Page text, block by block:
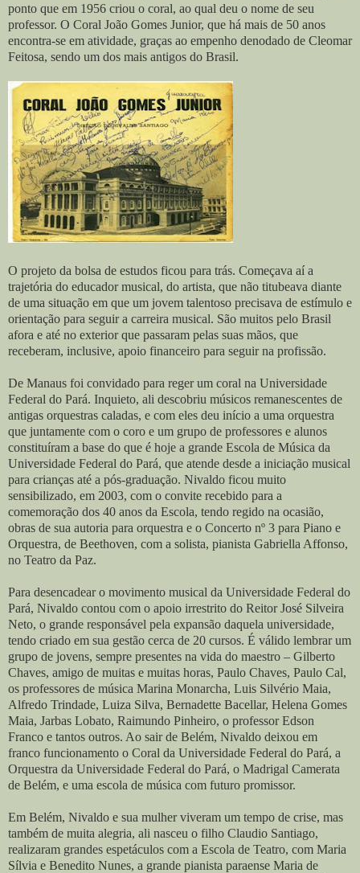
ponto que em 1956 criou o coral, ao qual deu o nome de seu
professor. O Coral João Gomes Junior, que há mais de 50 anos
encontra-se em atividade, graças ao empenho denodado de Cleomar
Feitosa, sendo um dos mais antigos do Brasil.
O projeto da bolsa de estudos ficou para trás. Começava aí a
trajetória do educador musical, do artista, que não titubeava diante
de uma situação em que um jovem talentoso precisava de estímulo e
orientação para seguir a carreira musical. São muitos pelo Brasil
afora e até no exterior que passaram pelas suas mãos, que
receberam, inclusive, apoio financeiro para seguir na profissão.
De Manaus foi convidado para reger um coral na Universidade
Federal do Pará. Inquieto, ali descobriu músicos remanescentes de
antigas orquestras caladas, e com eles deu início a uma orquestra
que juntamente com o coro e um grupo de professores e alunos
constituíram a base do que é hoje a grande Escola de Música da
Universidade Federal do Pará, que atende desde a iniciação musical
para crianças até a pós-graduação. Nivaldo ficou muito
sensibilizado, em 2003, com o convite recebido para a
comemoração dos 40 anos da Escola, tendo regido na ocasião,
obras de sua autoria para orquestra e o Concerto nº 3 para Piano e
Orquestra, de Beethoven, com a solista, pianista Gabriella Affonso,
no Teatro da Paz.
Para desencadear o movimento musical da Universidade Federal do
Pará, Nivaldo contou com o apoio irrestrito do Reitor José Silveira
Neto, o grande responsável pela expansão daquela universidade,
tendo criado em sua gestão cerca de 20 cursos. É válido lembrar um
grupo de jovens, sempre presentes na vida do maestro – Gilberto
Chaves, amigo de muitas e muitas horas, Paulo Chaves, Paulo Cal,
os professores de música Marina Monarcha, Luis Silvério Maia,
Alfredo Trindade, Luiza Silva, Bernadette Bacellar, Helena Gomes
Maia, Jarbas Lobato, Raimundo Pinheiro, o professor Edson
Franco e tantos outros. Ao sair de Belém, Nivaldo deixou em
franco funcionamento o Coral da Universidade Federal do Pará, a
Orquestra da Universidade Federal do Pará, o Madrigal Camerata
de Belém, e uma escola de música com futuro promissor.
Em Belém, Nivaldo e sua mulher viveram um tempo de crise, mas
também de muita alegria, ali nasceu o filho Claudio Santiago,
realizaram grandes espetáculos com a Escola de Teatro, com Maria
Sílvia e Benedito Nunes, a grande pianista paraense Maria de